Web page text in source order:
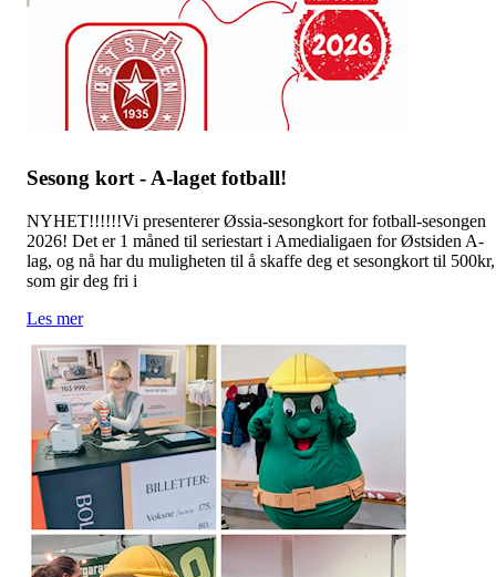
Sesong kort - A-laget fotball!
NYHET!!!!!!Vi presenterer Øssia-sesongkort for fotball-sesongen
2026! Det er 1 måned til seriestart i Amedialigaen for Østsiden A-
lag, og nå har du muligheten til å skaffe deg et sesongkort til 500kr,
som gir deg fri i
Les mer